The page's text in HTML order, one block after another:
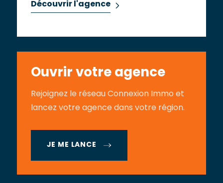
Découvrir l'agence
Ouvrir votre agence
Rejoignez le réseau Connexion Immo et
lancez votre agence dans votre région.
JE ME LANCE